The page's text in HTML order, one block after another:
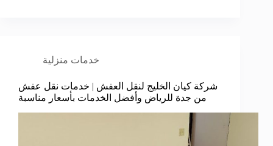
خدمات منزلية
شركة كيان الخليج لنقل العفش | خدمات نقل عفش
من جدة للرياض وأفضل الخدمات بأسعار مناسبة